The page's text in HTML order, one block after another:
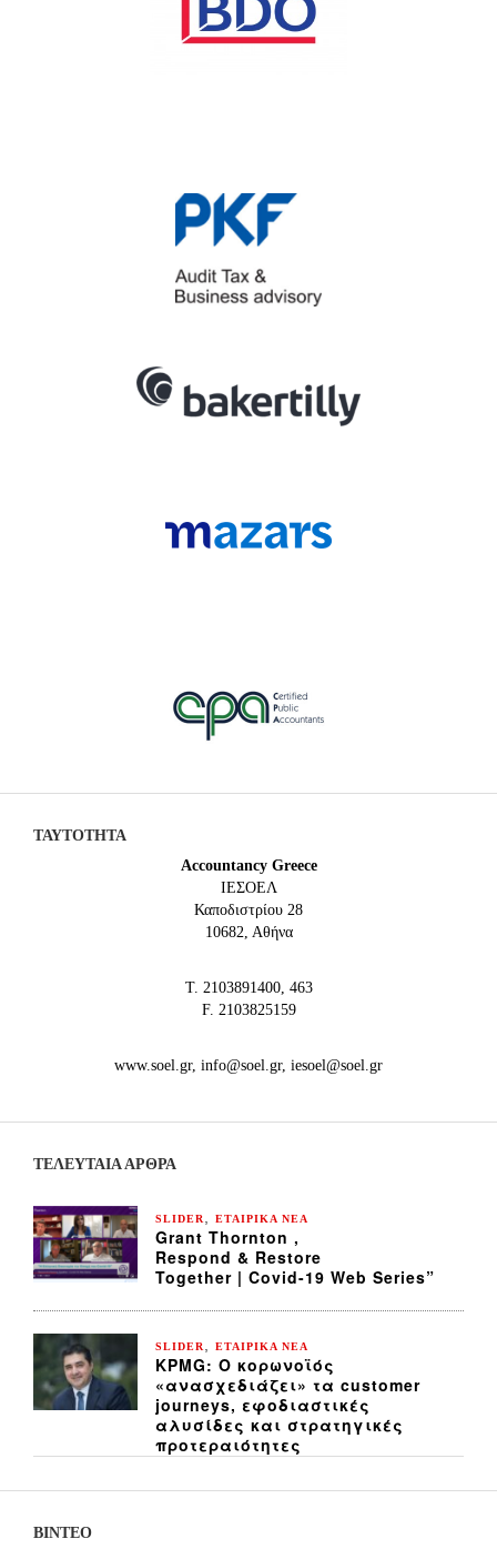
ΤΑΥΤΟΤΗΤΑ
Accountancy Greece
IEΣΟΕΛ
Καποδιστρίου 28
10682, Αθήνα
Τ. 2103891400, 463
F. 2103825159
www.soel.gr, info@soel.gr, iesoel@soel.gr
ΤΕΛΕΥΤΑΙΑ ΆΡΘΡΑ
SLIDER ΕΤΑΙΡΙΚΑ ΝΕΑ
Grant Thornton ,
Respond & Restore
Together | Covid-19 Web Series”
SLIDER ΕΤΑΙΡΙΚΑ ΝΕΑ
KPMG: Ο κορωνοϊός
«ανασχεδιάζει» τα customer
journeys, εφοδιαστικές
αλυσίδες και στρατηγικές
προτεραιότητες
ΒΙΝΤΕΟ